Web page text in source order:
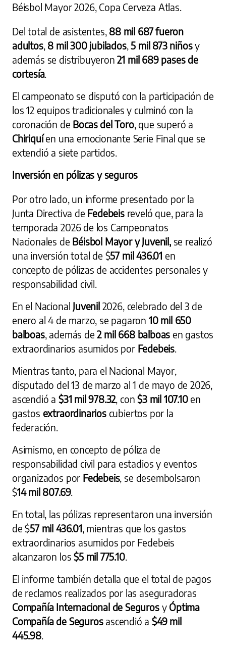
Béisbol Mayor 2026, Copa Cerveza Atlas.
Del total de asistentes, 88 mil 687 fueron
adultos, 8 mil 300 jubilados,5 mil 873 niñosy
además se distribuyeron21 mil 689 pases de
cortesía.
El campeonato se disputó con la participación de
los 12 equipos tradicionales y culminó con la
coronación de Bocas del Toro, que superó a
Chiriquíen una emocionante Serie Final que se
extendió a siete partidos.
Inversión en pólizas y seguros
Por otro lado, un informe presentado por la
Junta Directiva de Fedebeisreveló que, para la
temporada 2026 de los Campeonatos
Nacionales de Béisbol Mayor y Juvenil,se realizó
una inversión total de $57 mil 436.01 en
concepto de pólizas de accidentes personales y
responsabilidad civil.
En el Nacional Juvenil 2026, celebrado del 3 de
enero al 4 de marzo, se pagaron 10 mil 650
balboas, además de2 mil 668 balboas en gastos
extraordinarios asumidos por Fedebeis.
Mientras tanto, para el Nacional Mayor,
disputado del 13 de marzo al 1 de mayo de 2026,
ascendió a $31 mil 978.32 , con$3 mil 107.10en
gastos extraordinarios cubiertos por la
federación.
Asimismo, en concepto de póliza de
responsabilidad civil para estadios y eventos
organizados por Fedebeis, se desembolsaron
$14 mil 807.69.
En total, las pólizas representaron una inversión
de $57 mil 436.01 , mientras que los gastos
extraordinarios asumidos por Fedebeis
alcanzaron los$5 mil 775.10.
El informe también detalla que el total de pagos
de reclamos realizados por las aseguradoras
Compañía Internacional de Segurosy Óptima
Compañía de Segurosascendió a$49 mil
445.98.